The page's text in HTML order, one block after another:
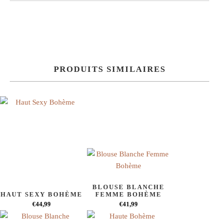
PRODUITS SIMILAIRES
HAUT SEXY BOHÈME
€44,99
BLOUSE BLANCHE
FEMME BOHÈME
€41,99